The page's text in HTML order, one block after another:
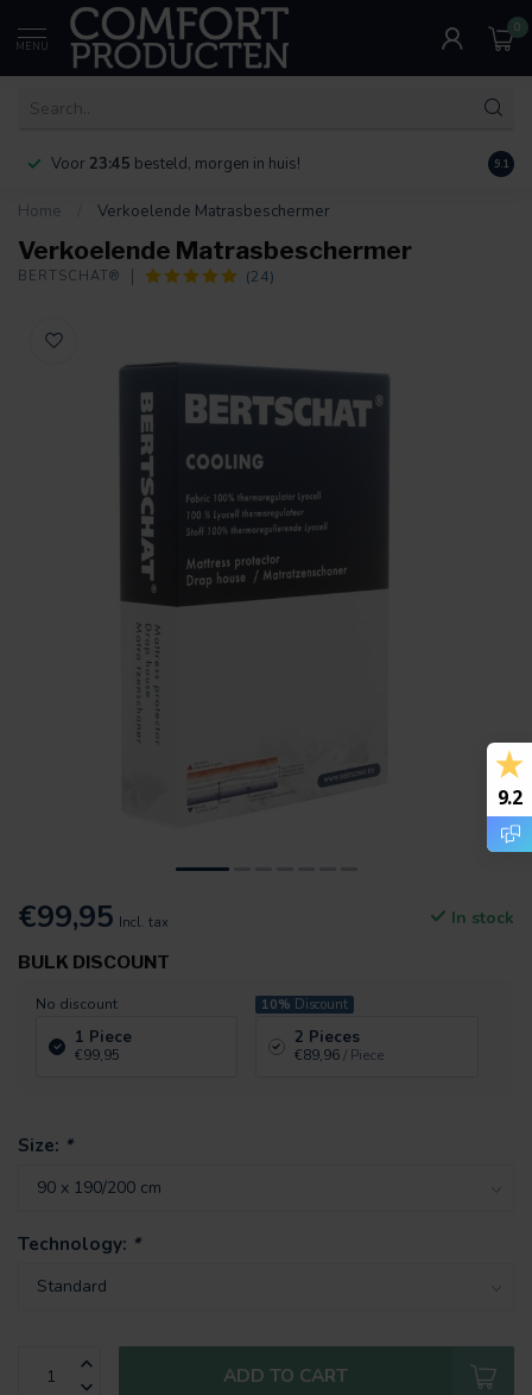
MENU
0
Voor 23:45 besteld, morgen in huis! 9.1
Home Verkoelende Matrasbeschermer
Verkoelende Matrasbeschermer
BERTSCHAT® (24)
€99,95 Incl. tax
In stock
BULK DISCOUNT
No discount
1 Piece
€99,95
10% Discount
2 Pieces
€89,96 / Piece
Size: *
Technology: *
ADD TO CART
9.2